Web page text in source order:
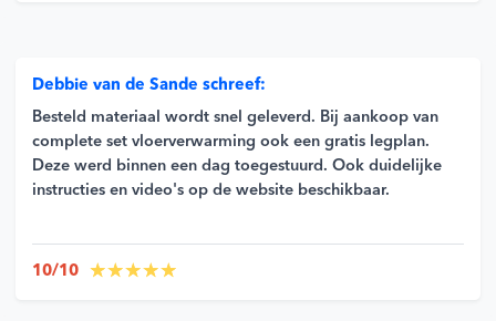
Debbie van de Sande schreef:
Besteld materiaal wordt snel geleverd. Bij aankoop van
complete set vloerverwarming ook een gratis legplan.
Deze werd binnen een dag toegestuurd. Ook duidelijke
instructies en video's op de website beschikbaar.
10/10